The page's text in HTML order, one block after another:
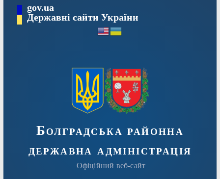
Перейтиgov.ua
Державні сайти України
Болградська районна
державна адміністрація
Офіційний веб-сайт